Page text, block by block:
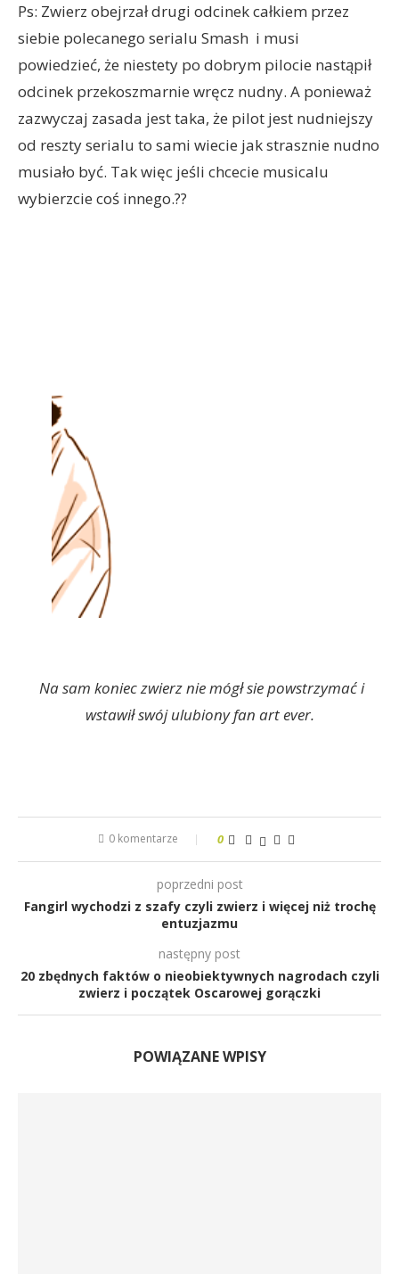
Ps: Zwierz obejrzał drugi odcinek całkiem przez
siebie polecanego serialu Smash i musi
powiedzieć, że niestety po dobrym pilocie nastąpił
odcinek przekoszmarnie wręcz nudny. A ponieważ
zazwyczaj zasada jest taka, że pilot jest nudniejszy
od reszty serialu to sami wiecie jak strasznie nudno
musiało być. Tak więc jeśli chcecie musicalu
wybierzcie coś innego.??
Na sam koniec zwierz nie mógł sie powstrzymać i
wstawił swój ulubiony fan art ever.
0 komentarze 0
poprzedni post
Fangirl wychodzi z szafy czyli zwierz i więcej niż trochę
entuzjazmu
następny post
20 zbędnych faktów o nieobiektywnych nagrodach czyli
zwierz i początek Oscarowej gorączki
POWIĄZANE WPISY